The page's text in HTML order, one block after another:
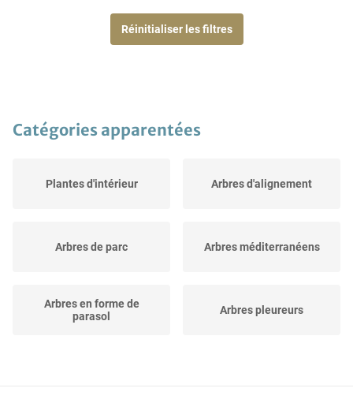
Réinitialiser les filtres
Catégories apparentées
Plantes d'intérieur Arbres d'alignement
Arbres de parc Arbres méditerranéens
Arbres en forme de
parasol
Arbres pleureurs